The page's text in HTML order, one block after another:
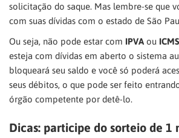
solicitação do saque. Mas lembre-se que
com suas dívidas com o estado de São
Ou seja, não pode estar com IPVA ou ICMS
esteja com dívidas em aberto o sistema
bloqueará seu saldo e você só poderá
seus débitos, o que pode ser feito
órgão competente por detê-lo.
Dicas: participe do sorteio de 1